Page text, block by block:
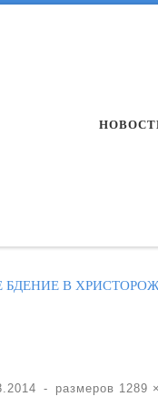
В
- размеров 1289